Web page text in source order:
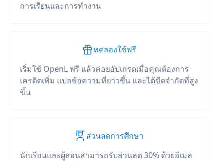
การเรียนและการทำงาน
ทดลองใช้ฟรี
เริ่มใช้ OpenL ฟรี แล้วค่อยอัปเกรดเมื่อคุณต้องการ
เครดิตเพิ่ม แปลข้อความที่ยาวขึ้น และได้ขีดจำกัดที่สูง
ขึ้น
ส่วนลดการศึกษา
นักเรียนและผู้สอนสามารถรับส่วนลด 30% ด้วยอีเมล